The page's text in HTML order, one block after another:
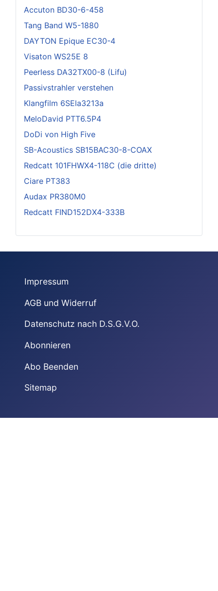
Accuton BD30-6-458
Tang Band W5-1880
DAYTON Epique EC30-4
Visaton WS25E 8
Peerless DA32TX00-8 (Lifu)
Passivstrahler verstehen
Klangfilm 6SEla3213a
MeloDavid PTT6.5P4
DoDi von High Five
SB-Acoustics SB15BAC30-8-COAX
Redcatt 101FHWX4-118C (die dritte)
Ciare PT383
Audax PR380M0
Redcatt FIND152DX4-333B
Impressum
AGB und Widerruf
Datenschutz nach D.S.G.V.O.
Abonnieren
Abo Beenden
Sitemap